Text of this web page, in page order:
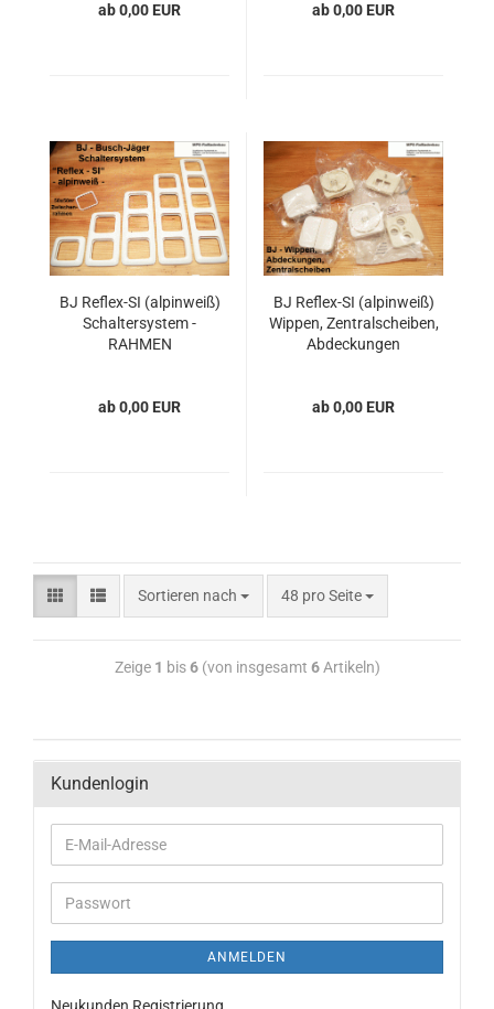
ab 0,00 EUR ab 0,00 EUR
BJ Reflex-SI (alpinweiß)
Schaltersystem -
RAHMEN
ab 0,00 EUR
BJ Reflex-SI (alpinweiß)
Wippen, Zentralscheiben,
Abdeckungen
ab 0,00 EUR
Sortieren nach 48 pro Seite
Zeige 1 bis6(von insgesamt 6Artikeln)
Kundenlogin
ANMELDEN